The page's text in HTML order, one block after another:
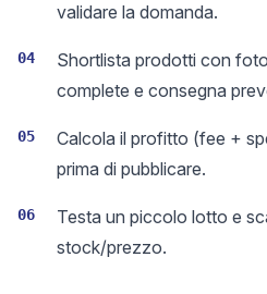
validare la domanda.
04
Shortlista prodotti con
complete e consegna
05
Calcola il profitto (fee +
prima di pubblicare.
06
Testa un piccolo lotto e
stock/prezzo.